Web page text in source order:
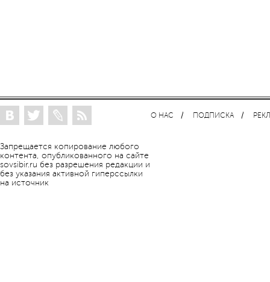
Запрещается копирование любого
контента, опубликованного на сайте
sovsibir.ru без разрешения редакции и
без указания активной гиперссылки
на источник
О НАС ПОДПИСКА